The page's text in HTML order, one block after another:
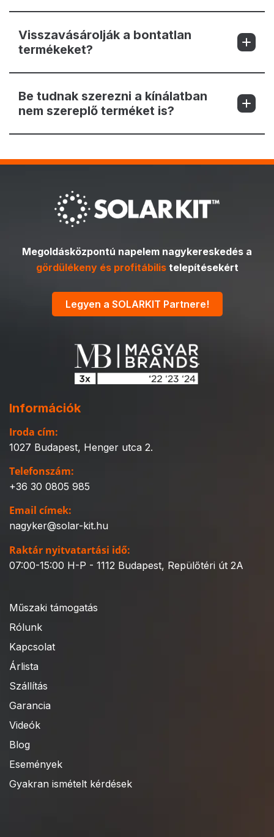
Visszavásárolják a bontatlan
termékeket?
Be tudnak szerezni a kínálatban
nem szereplő terméket is?
Megoldásközpontú napelem nagykereskedés a
gördülékeny és profitábilistelepítésekért
Legyen a SOLARKIT Partnere!
Információk
Iroda cím:
1027 Budapest, Henger utca 2.
Telefonszám:
+36 30 0805 985
Email címek:
nagyker@solar-kit.hu
Raktár nyitvatartási idő:
07:00-15:00 H-P - 1112 Budapest, Repülőtéri út 2A
Műszaki támogatás
Rólunk
Kapcsolat
Árlista
Szállítás
Garancia
Videók
Blog
Események
Gyakran ismételt kérdések